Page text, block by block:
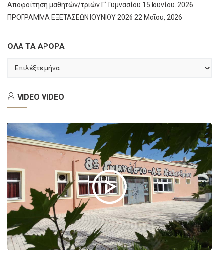
Αποφοίτηση μαθητών/τριών Γ΄ Γυμνασίου 15 Ιουνίου, 2026
ΠΡΟΓΡΑΜΜΑ ΕΞΕΤΑΣΕΩΝ ΙΟΥΝΙΟΥ 2026 22 Μαΐου, 2026
ΟΛΑ ΤΑ ΑΡΘΡΑ
ΤΑ
VIDEO VIDEO